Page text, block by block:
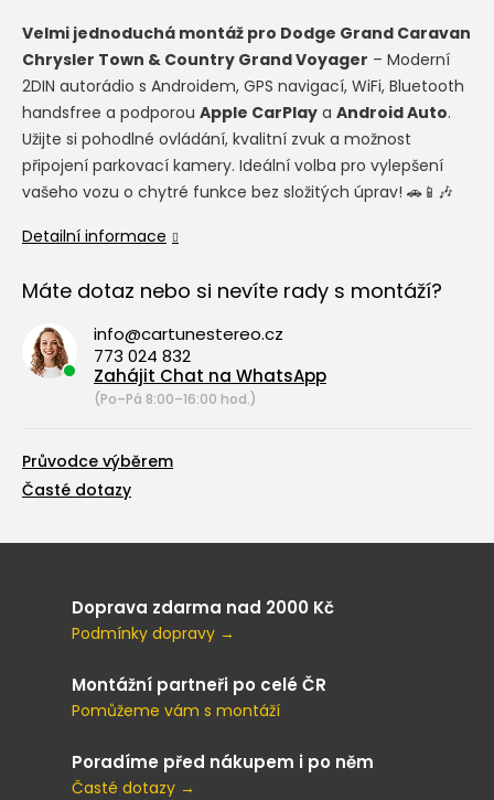
Velmi jednoduchá montáž pro Dodge Grand Caravan
Chrysler Town & Country Grand Voyager – Moderní
2DIN autorádio s Androidem, GPS navigací, WiFi, Bluetooth
handsfree a podporou Apple CarPlay a Android Auto.
Užijte si pohodlné ovládání, kvalitní zvuk a možnost
připojení parkovací kamery. Ideální volba pro vylepšení
vašeho vozu o chytré funkce bez složitých úprav! 🚗📱🎶
Detailní informace
Máte dotaz nebo si nevíte rady s montáží?
info@cartunestereo.cz
773 024 832
Zahájit Chat na WhatsApp
(Po–Pá 8:00–16:00 hod.)
Průvodce výběrem
Časté dotazy
Doprava zdarma nad 2000 Kč
Podmínky dopravy →
Montážní partneři po celé ČR
Pomůžeme vám s montáží
Poradíme před nákupem i po něm
Časté dotazy →